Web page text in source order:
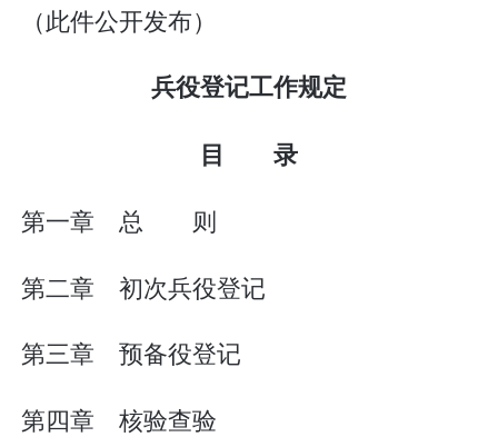
（此件公开发布）
兵役登记工作规定
目 录
第一章 总 则
第二章 初次兵役登记
第三章 预备役登记
第四章 核验查验